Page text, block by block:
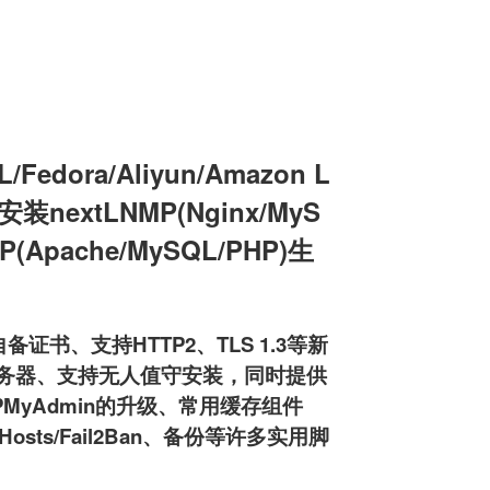
Fedora/Aliyun/Amazon L
装nextLNMP(Nginx/MyS
MySQL/PHP)生
证书、支持HTTP2、TLS 1.3等新
器、支持无人值守安装，同时提供
的升级、常用缓存组件
Fail2Ban、备份等许多实用脚